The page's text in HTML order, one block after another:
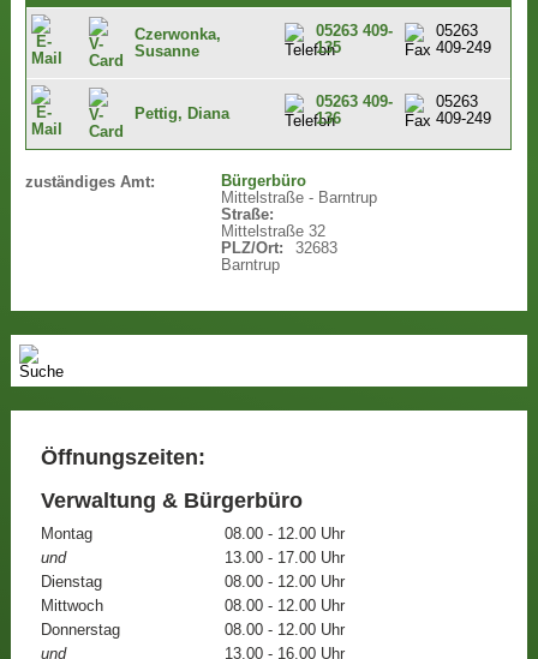
Czerwonka,
Susanne
05263 409-
135
05263
409-249
Pettig, Diana
05263 409-
136
05263
409-249
zuständiges Amt:
Bürgerbüro
Mittelstraße - Barntrup
Straße:
Mittelstraße 32
PLZ/Ort:
32683
Barntrup
Öffnungszeiten:
Verwaltung & Bürgerbüro
Montag
08.00 - 12.00 Uhr
und
13.00 - 17.00 Uhr
Dienstag
08.00 - 12.00 Uhr
Mittwoch
08.00 - 12.00 Uhr
Donnerstag
08.00 - 12.00 Uhr
und
13.00 - 16.00 Uhr